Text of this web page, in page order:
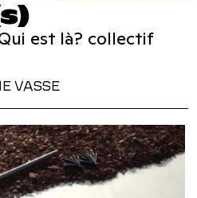
est là? collectif
VASSE